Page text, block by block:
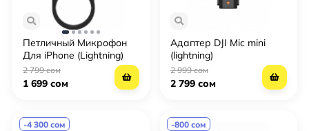
Петличный Микрофон
Для iPhone (Lightning)
3m
2 799 сом
1 699 сом
Адаптер DJI Mic mini
(lightning)
2 999 сом
2 799 сом
-4 300 сом -800 сом